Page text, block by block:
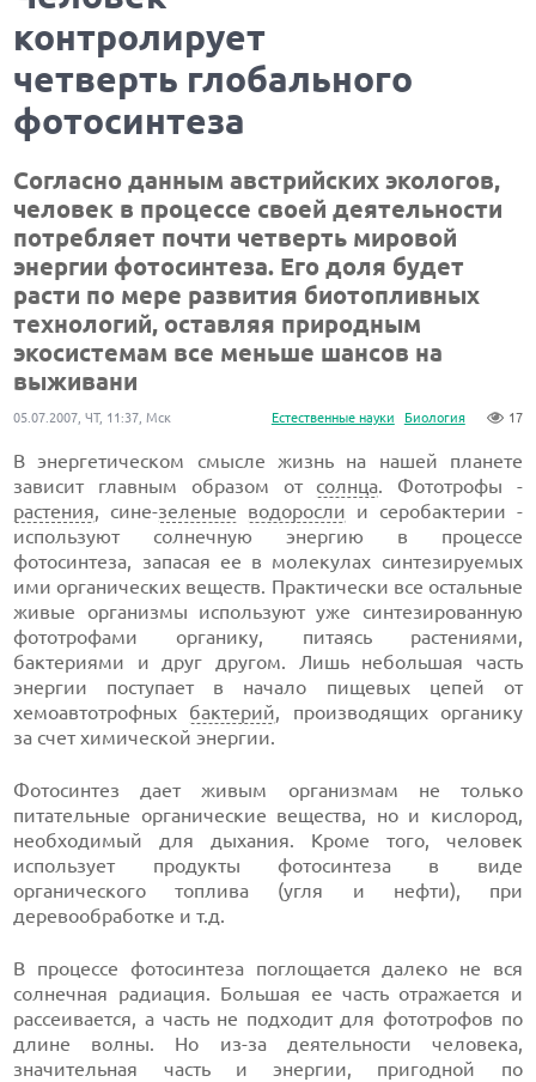
контролирует
четверть глобального
фотосинтеза
Согласно данным австрийских экологов,
человек в процессе своей деятельности
потребляет почти четверть мировой
энергии фотосинтеза. Его доля будет
расти по мере развития биотопливных
технологий, оставляя природным
экосистемам все меньше шансов на
выживани
Естественные науки Биология 17
05.07.2007, ЧТ, 11:37, Мск
В энергетическом смысле жизнь на нашей планете
зависит главным образом от солнца. Фототрофы -
растения, сине-зеленые водоросли и серобактерии -
используют солнечную энергию в процессе
фотосинтеза, запасая ее в молекулах синтезируемых
ими органических веществ. Практически все остальные
живые организмы используют уже синтезированную
фототрофами органику, питаясь растениями,
бактериями и друг другом. Лишь небольшая часть
энергии поступает в начало пищевых цепей от
хемоавтотрофных бактерий, производящих органику
за счет химической энергии.
Фотосинтез дает живым организмам не только
питательные органические вещества, но и кислород,
необходимый для дыхания. Кроме того, человек
использует продукты фотосинтеза в виде
органического топлива (угля и нефти), при
деревообработке и т.д.
В процессе фотосинтеза поглощается далеко не вся
солнечная радиация. Большая ее часть отражается и
рассеивается, а часть не подходит для фототрофов по
длине волны. Но из-за деятельности человека,
значительная часть и энергии, пригодной по